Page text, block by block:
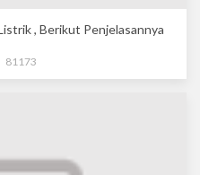
, Berikut Penjelasannya
81173